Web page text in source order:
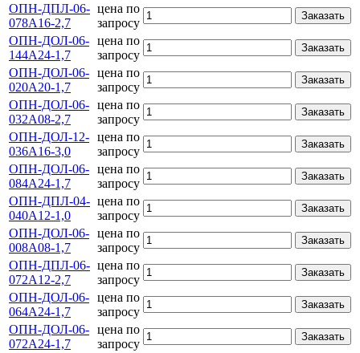
ОПН-ДПЛ-06-
078А16-2,7
цена по
запросу
Заказать
ОПН-ДОЛ-06-
144А24-1,7
цена по
запросу
Заказать
ОПН-ДОЛ-06-
020А20-1,7
цена по
запросу
Заказать
ОПН-ДОЛ-06-
032А08-2,7
цена по
запросу
Заказать
ОПН-ДОЛ-12-
036А16-3,0
цена по
запросу
Заказать
ОПН-ДОЛ-06-
084А24-1,7
цена по
запросу
Заказать
ОПН-ДПЛ-04-
040А12-1,0
цена по
запросу
Заказать
ОПН-ДОЛ-06-
008А08-1,7
цена по
запросу
Заказать
ОПН-ДПЛ-06-
072А12-2,7
цена по
запросу
Заказать
ОПН-ДОЛ-06-
064А24-1,7
цена по
запросу
Заказать
ОПН-ДОЛ-06-
072А24-1,7
цена по
запросу
Заказать